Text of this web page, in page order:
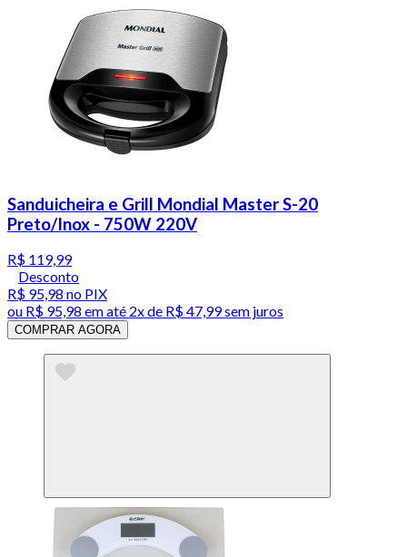
Sanduicheira e Grill Mondial Master S-20
Preto/Inox - 750W 220V
R$ 119,99
Desconto
R$ 95,98 no PIX
ou R$ 95,98 em até 2x de R$ 47,99 sem juros
COMPRAR AGORA